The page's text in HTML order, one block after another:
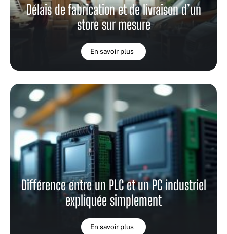
Délais de fabrication et de livraison d’un
store sur mesure
En savoir plus
Différence entre un PLC et un PC industriel
expliquée simplement
En savoir plus